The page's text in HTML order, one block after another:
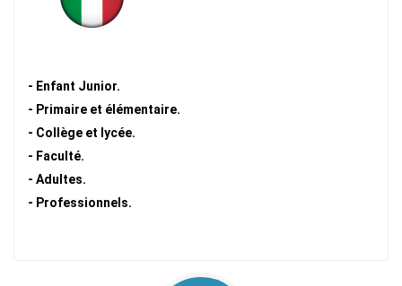
- Enfant Junior.
- Primaire et élémentaire.
- Collège et lycée.
- Faculté.
- Adultes.
- Professionnels.